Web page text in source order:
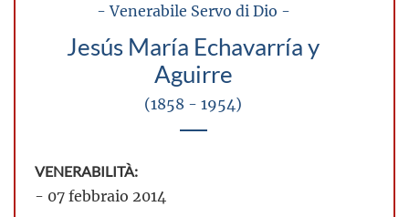
- Venerabile Servo di Dio -
Jesús María Echavarría y
Aguirre
(1858 - 1954)
VENERABILITÀ:
- 07 febbraio 2014